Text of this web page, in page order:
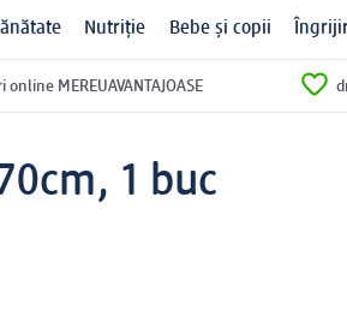
Nutriție Bebe și copii
MEREUAVANTAJOASE
1 buc